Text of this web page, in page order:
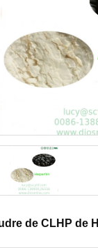
de CLHP de